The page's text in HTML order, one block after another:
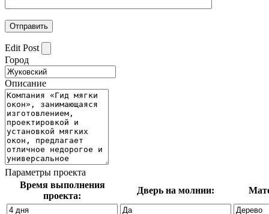
Edit Post
Город
Описание
Параметры проекта
Время выполнения
проекта:
Дверь на молнии: